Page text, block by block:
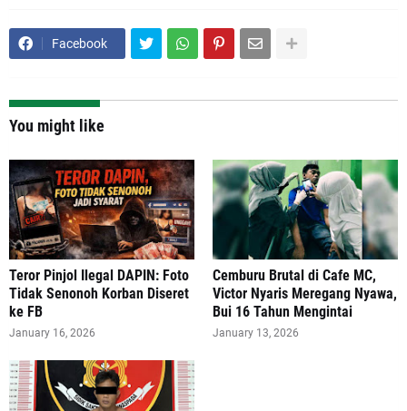
Facebook
You might like
Teror Pinjol Ilegal DAPIN: Foto
Tidak Senonoh Korban Diseret
ke FB
January 16, 2026
Cemburu Brutal di Cafe MC,
Victor Nyaris Meregang Nyawa,
Bui 16 Tahun Mengintai
January 13, 2026